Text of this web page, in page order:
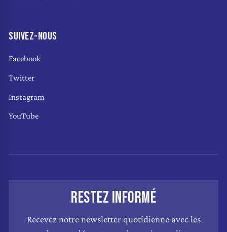
SUIVEZ-NOUS
Facebook
Twitter
Instagram
YouTube
RESTEZ INFORMÉ
Recevez notre newsletter quotidienne avec les